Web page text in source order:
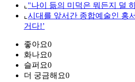
⌞ "나이 듦의 미덕은 뭐든지 덜
⌞ 시대를 앞서간 종합예술인 홍
거다!’
좋아요0
화나요0
슬퍼요0
더 궁금해요0